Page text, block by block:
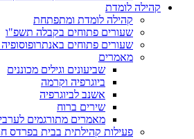
קהילה לומדת
קהילה לומדת ומתפתחת
שעורים פתוחים בקבלה תשפ"ו
שעורים פתוחים
מאמרים
שביעונים וגילים מכוננים
ביוגרפיה וקרמה
אשנב לביוגרפיה
שירים ברוח
מאמרים מתורגמים
פעילות קהילתית בבית בפרדס